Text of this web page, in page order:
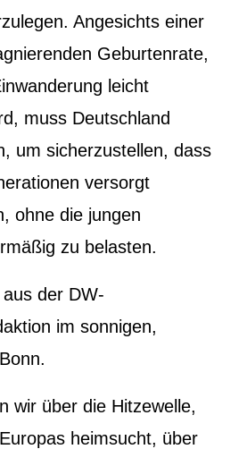
Angesichts einer
Geburtenrate,
leicht
muss Deutschland
um sicherzustellen, dass
versorgt
ohne die jungen
zu belasten.
der DW-
im sonnigen,
wir über die Hitzewelle,
heimsucht, über